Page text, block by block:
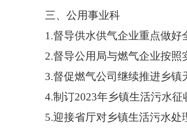
三、 公用事业科
1.督导供水供气企业重点做好
2.督导公用局与燃气企业按照
3.督促燃气公司继续推进乡镇
4.制订2023年乡镇生活污水征
5.迎接省厅对乡镇生活污水处